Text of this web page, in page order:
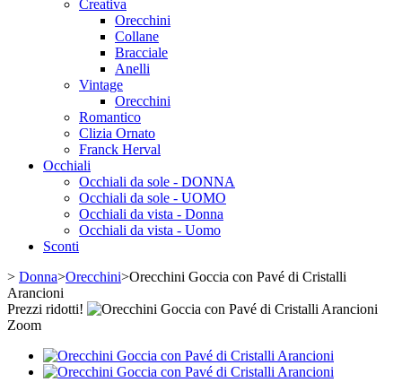
Creativa
Orecchini
Collane
Bracciale
Anelli
Vintage
Orecchini
Romantico
Clizia Ornato
Franck Herval
Occhiali
Occhiali da sole - DONNA
Occhiali da sole - UOMO
Occhiali da vista - Donna
Occhiali da vista - Uomo
Sconti
> Donna>Orecchini>Orecchini Goccia con Pavé di Cristalli
Arancioni
Prezzi ridotti!
Zoom